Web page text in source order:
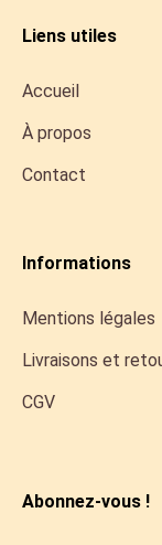
Liens utiles
Accueil
À propos
Contact
Informations
Mentions légales
Livraisons et
CGV
Abonnez-vous !